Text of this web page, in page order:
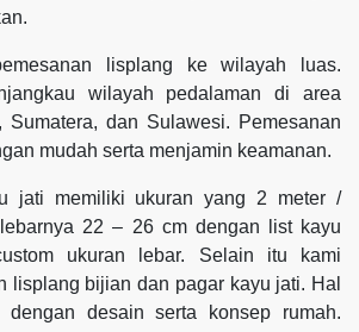
lisplang ke wilayah luas.
wilayah pedalaman di area
Sumatera, dan Sulawesi. Pemesanan
mudah serta menjamin keamanan.
jati memiliki ukuran yang 2 meter /
lebarnya 22 – 26 cm dengan list kayu
ukuran lebar. Selain itu kami
lisplang bijian dan pagar kayu jati. Hal
dengan desain serta konsep rumah.